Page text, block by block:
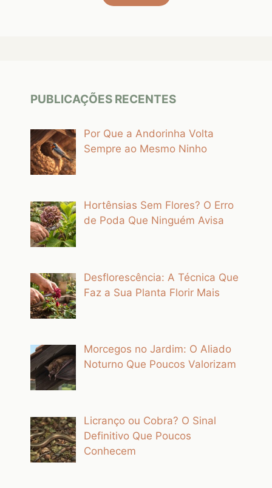
PUBLICAÇÕES RECENTES
Por Que a Andorinha Volta
Sempre ao Mesmo Ninho
Hortênsias Sem Flores? O Erro
de Poda Que Ninguém Avisa
Desflorescência: A Técnica Que
Faz a Sua Planta Florir Mais
Morcegos no Jardim: O Aliado
Noturno Que Poucos Valorizam
Licranço ou Cobra? O Sinal
Definitivo Que Poucos
Conhecem